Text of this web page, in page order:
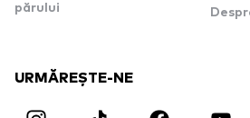
părului
URMĂREȘTE-NE